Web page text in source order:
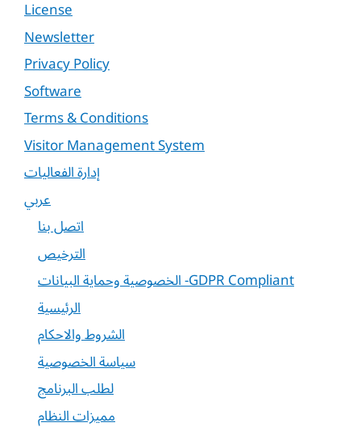
License
Newsletter
Privacy Policy
Software
Terms & Conditions
Visitor Management System
إدارة الفعاليات
عربي
اتصل بنا
الترخيص
الخصوصية وحماية البيانات -GDPR Compliant
الرئيسية
الشروط والاحكام
سياسة الخصوصية
لطلب البرنامج
مميزات النظام